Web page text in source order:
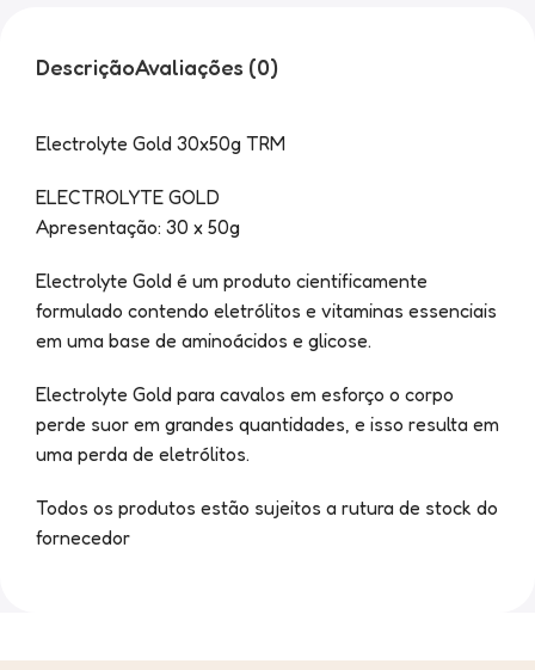
DescriçãoAvaliações (0)
Electrolyte Gold 30x50g TRM
ELECTROLYTE GOLD
Apresentação: 30 x 50g
Electrolyte Gold é um produto cientificamente
formulado contendo eletrólitos e vitaminas essenciais
em uma base de aminoácidos e glicose.
Electrolyte Gold para cavalos em esforço o corpo
perde suor em grandes quantidades, e isso resulta em
uma perda de eletrólitos.
Todos os produtos estão sujeitos a rutura de stock do
fornecedor